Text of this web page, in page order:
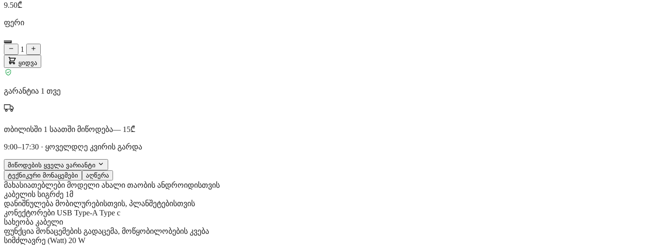
9.50₾
ფერი
1
ყიდვა
გარანტია 1 თვე
თბილისში 1 საათში მიწოდება— 15₾
9:00–17:30 · ყოველდღე კვირის გარდა
მიწოდების ყველა ვარიანტი
ტექნიკური მონაცემები
აღწერა
მახასიათებლები მოდელი ახალი თაობის ანდროიდისთვის
კაბელის სიგრძე 1მ
დანიშნულება მობილურებისთვის, პლანშეტებისთვის
კონექტორები USB Type-A Type c
სახეობა კაბელი
ფუნქცია მონაცემების გადაცემა, მოწყობილობების კვება
სიმძლავრე (Watt) 20 W